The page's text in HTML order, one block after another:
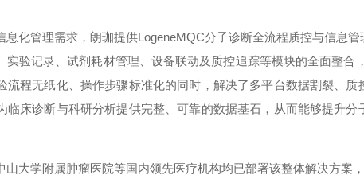
息化管理需求，朗珈提供LogeneMQC分子诊断全流程质控与信息
验记录、试剂耗材管理、设备联动及质控追踪等模块的全面整合
流程无纸化、操作步骤标准化的同时，解决了多平台数据割裂、
临床诊断与科研分析提供完整、可靠的数据基石，从而能够提升
山大学附属肿瘤医院等国内领先医疗机构均已部署该整体解决方案